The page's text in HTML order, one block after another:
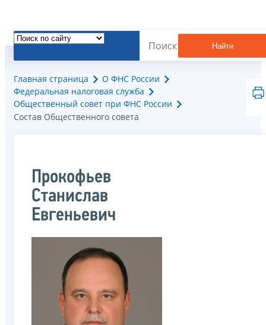
Найти
Главная страница
О ФНС России
Федеральная налоговая служба
Общественный совет при ФНС России
Состав Общественного совета
Прокофьев
Станислав
Евгеньевич